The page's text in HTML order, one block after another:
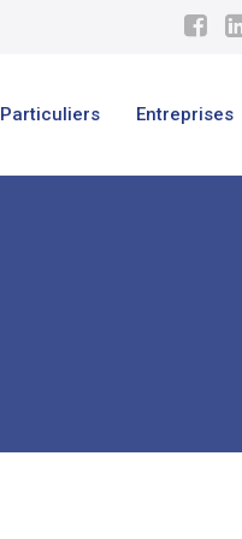
Particuliers Entreprises